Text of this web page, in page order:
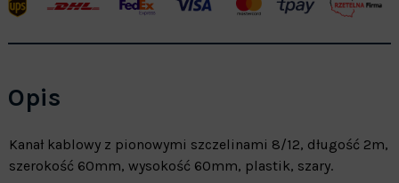
Opis
Kanał kablowy z pionowymi szczelinami 8/12, długość 2m,
szerokość 60mm, wysokość 60mm, plastik, szary.